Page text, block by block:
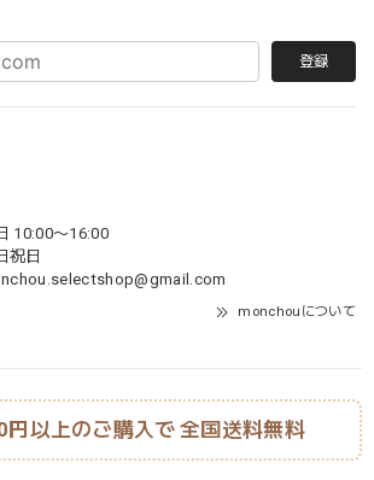
登録
10:00〜16:00
祝日
monchouについて
円以上のご購入で 全国送料無料